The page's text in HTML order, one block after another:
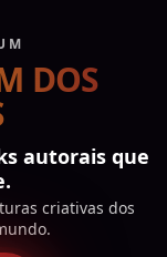
DOS
autorais que
criativas dos